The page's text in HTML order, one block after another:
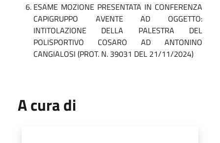
ESAME MOZIONE PRESENTATA IN CONFERENZA
CAPIGRUPPO AVENTE AD OGGETTO:
INTITOLAZIONE DELLA PALESTRA DEL
POLISPORTIVO COSARO AD ANTONINO
CANGIALOSI (PROT. N. 39031 DEL 21/11/2024)
A cura di